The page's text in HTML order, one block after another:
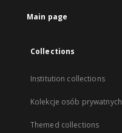
Main page
Collections
Institution collections
Kolekcje osób prywatnych
Themed collections